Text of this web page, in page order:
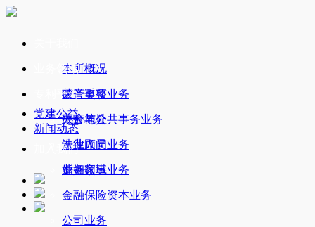
本所概况
荣誉奖项
办公地址
业务领域
破产重整业务
政府与公共事务业务
法律顾问业务
婚姻家事业务
金融保险资本业务
公司业务
专利平台
平台简介
专业人员
业务领域
党建公益
新闻动态
加入我们